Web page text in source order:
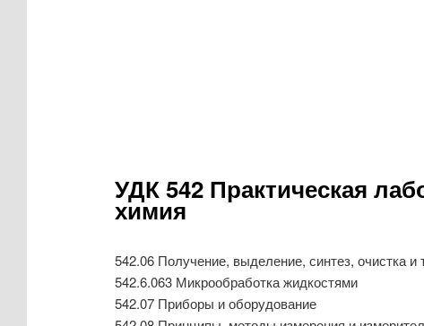
УДК 542 Практическая
химия
542.06 Получение, выделение, синтез, очистка и
542.6.063 Микрообработка жидкостями
542.07 Приборы и оборудование